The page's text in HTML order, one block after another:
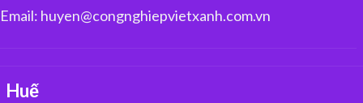
Email: huyen@congnghiepvietxanh.com.vn
Huế